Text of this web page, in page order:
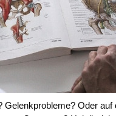
Gelenkprobleme? Oder auf